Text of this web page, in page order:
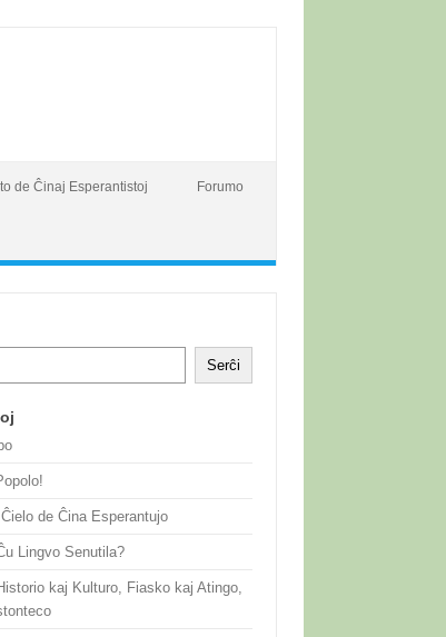
de Ĉinaj Esperantistoj Forumo
Serĉi
de Ĉina Esperantujo
Lingvo Senutila?
kaj Kulturo, Fiasko kaj Atingo,